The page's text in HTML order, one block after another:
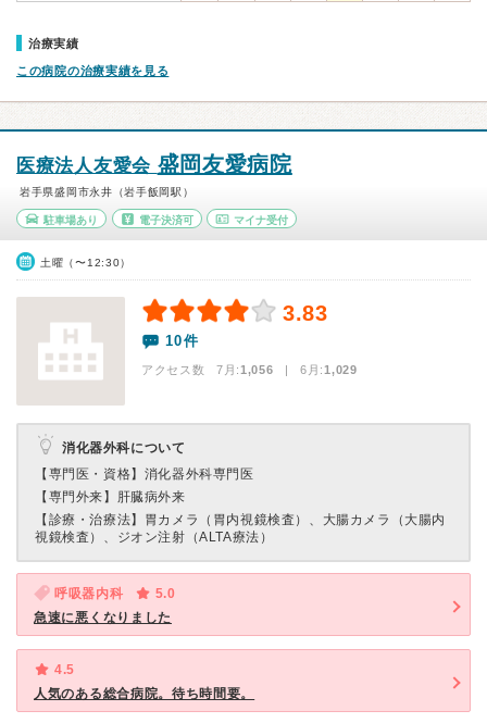
治療実績
この病院の治療実績を見る
医療法人友愛会 盛岡友愛病院
岩手県盛岡市永井（岩手飯岡駅）
駐車場あり 電子決済可 マイナ受付
土曜（〜12:30）
3.83
10件
アクセス数 7月:1,056 | 6月:1,029
消化器外科について
【専門医・資格】 消化器外科専門医
【専門外来】 肝臓病外来
【診療・治療法】 胃カメラ（胃内視鏡検査）、大腸カメラ（大腸内
視鏡検査）、ジオン注射（ALTA療法）
呼吸器内科
5.0
急速に悪くなりました
4.5
人気のある総合病院。待ち時間要。